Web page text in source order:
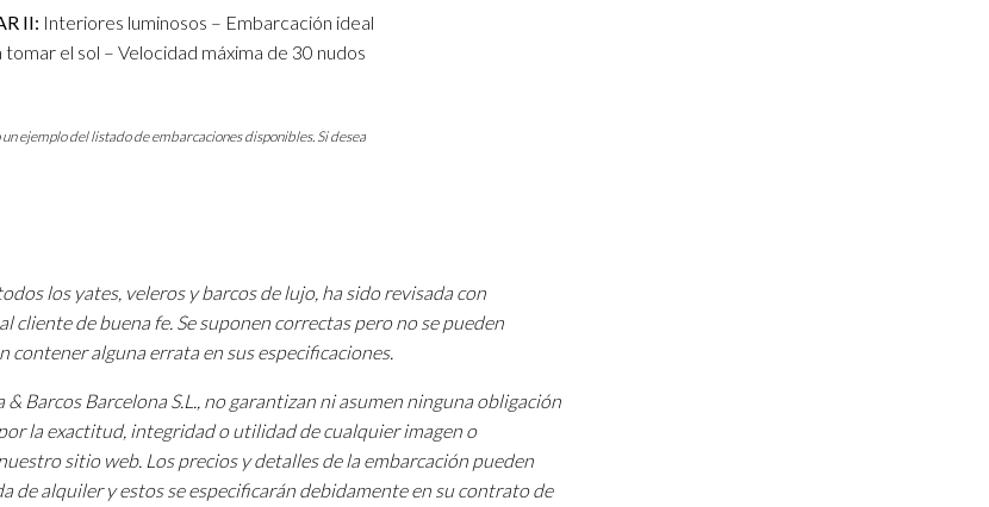
II: Interiores luminosos – Embarcación ideal
el sol – Velocidad máxima de 30 nudos
ejemplo del listado de embarcaciones disponibles. Si desea
los yates, veleros y barcos de lujo, ha sido revisada con
cliente de buena fe. Se suponen correctas pero no se pueden
contener alguna errata en sus especificaciones.
& Barcos Barcelona S.L., no garantizan ni asumen ninguna obligación
la exactitud, integridad o utilidad de cualquier imagen o
sitio web. Los precios y detalles de la embarcación pueden
de alquiler y estos se especificarán debidamente en su contrato de